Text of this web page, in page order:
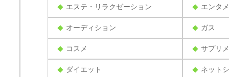
エステ・リラクゼーション エンタメ
オーディション ガス
コスメ サプリ
ダイエット ネット